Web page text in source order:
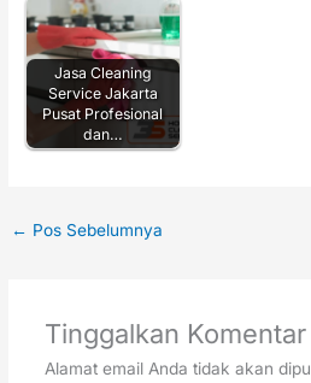
Jasa Cleaning
Service Jakarta
Pusat Profesional
dan…
← Pos Sebelumnya
Tinggalkan Komentar
Alamat email Anda tidak akan